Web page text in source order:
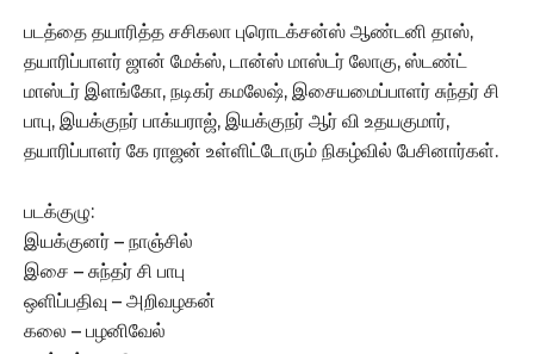
படத்தை தயாரித்த சசிகலா புரொடக்சன்ஸ் ஆண்டனி தாஸ்,
தயாரிப்பாளர் ஜான் மேக்ஸ், டான்ஸ் மாஸ்டர் லோகு, ஸ்டண்ட்
மாஸ்டர் இளங்கோ, நடிகர் கமலேஷ், இசையமைப்பாளர் சுந்தர் சி
பாபு, இயக்குநர் பாக்யராஜ், இயக்குநர் ஆர் வி உதயகுமார்,
தயாரிப்பாளர் கே ராஜன் உள்ளிட்டோரும் நிகழ்வில் பேசினார்கள்.
படக்குழு:
இயக்குனர் – நாஞ்சில்
இசை – சுந்தர் சி பாபு
ஒளிப்பதிவு – அறிவழகன்
கலை – பழனிவேல்